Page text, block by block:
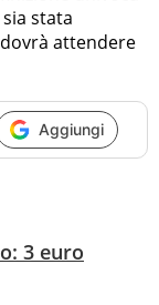
stata
attendere
Aggiungi
3 euro